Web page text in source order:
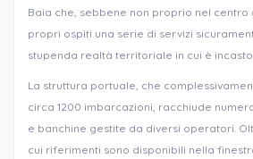
Baia che, sebbene non proprio nel
propri ospiti una serie di servizi
stupenda realtà territoriale in cui è
La struttura portuale, che
circa 1200 imbarcazioni, racchiude
e banchine gestite da diversi operatori.
cui riferimenti sono disponibili nella